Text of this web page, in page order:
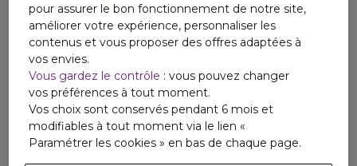
pour assurer le bon fonctionnement de notre site,
améliorer votre expérience, personnaliser les
contenus et vous proposer des offres adaptées à
vos envies.
Vous gardez le contrôle : vous pouvez changer
vos préférences à tout moment.
Vos choix sont conservés pendant 6 mois et
modifiables à tout moment via le lien «
Paramétrer les cookies » en bas de chaque page.